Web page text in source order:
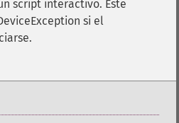
script interactivo. Este
si el